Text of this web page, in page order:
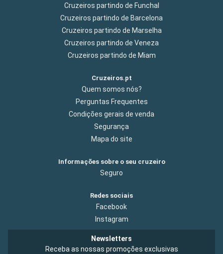
Cruzeiros partindo de Funchal
Cruzeiros partindo de Barcelona
Cruzeiros partindo de Marselha
Cruzeiros partindo de Veneza
Cruzeiros partindo de Miam
Cruzeiros.pt
Quem somos nós?
Perguntas Frequentes
Condições gerais de venda
Segurança
Mapa do site
Informações sobre o seu cruzeiro
Seguro
Redes sociais
Facebook
Instagram
Newsletters
Receba as nossas promoções exclusivas